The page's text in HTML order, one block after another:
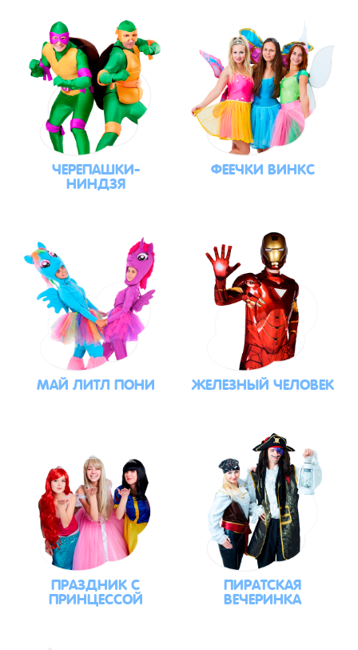
ЧЕРЕПАШКИ-
НИНДЗЯ ФЕЕЧКИ ВИНКС
МАЙ ЛИТЛ ПОНИ ЖЕЛЕЗНЫЙ ЧЕЛОВЕК
ПРАЗДНИК С
ПРИНЦЕССОЙ ПИРАТСКАЯ
ВЕЧЕРИНКА